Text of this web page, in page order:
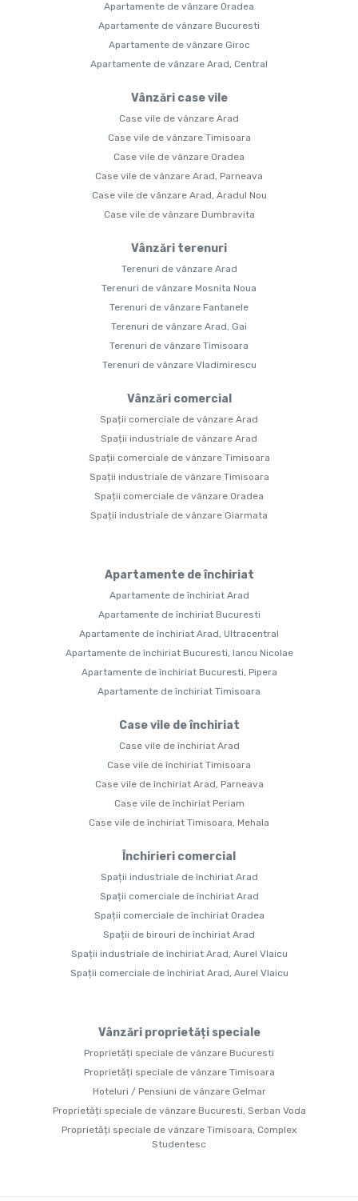
Apartamente de vânzare Oradea
Apartamente de vânzare Bucuresti
Apartamente de vânzare Giroc
Apartamente de vânzare Arad, Central
Vânzări case vile
Case vile de vânzare Arad
Case vile de vânzare Timisoara
Case vile de vânzare Oradea
Case vile de vânzare Arad, Parneava
Case vile de vânzare Arad, Aradul Nou
Case vile de vânzare Dumbravita
Vânzări terenuri
Terenuri de vânzare Arad
Terenuri de vânzare Mosnita Noua
Terenuri de vânzare Fantanele
Terenuri de vânzare Arad, Gai
Terenuri de vânzare Timisoara
Terenuri de vânzare Vladimirescu
Vânzări comercial
Spații comerciale de vânzare Arad
Spații industriale de vânzare Arad
Spații comerciale de vânzare Timisoara
Spații industriale de vânzare Timisoara
Spații comerciale de vânzare Oradea
Spații industriale de vânzare Giarmata
Apartamente de închiriat
Apartamente de închiriat Arad
Apartamente de închiriat Bucuresti
Apartamente de închiriat Arad, Ultracentral
Apartamente de închiriat Bucuresti, Iancu Nicolae
Apartamente de închiriat Bucuresti, Pipera
Apartamente de închiriat Timisoara
Case vile de închiriat
Case vile de închiriat Arad
Case vile de închiriat Timisoara
Case vile de închiriat Arad, Parneava
Case vile de închiriat Periam
Case vile de închiriat Timisoara, Mehala
Închirieri comercial
Spații industriale de închiriat Arad
Spații comerciale de închiriat Arad
Spații comerciale de închiriat Oradea
Spații de birouri de închiriat Arad
Spații industriale de închiriat Arad, Aurel Vlaicu
Spații comerciale de închiriat Arad, Aurel Vlaicu
Vânzări proprietăți speciale
Proprietăți speciale de vânzare Bucuresti
Proprietăți speciale de vânzare Timisoara
Hoteluri / Pensiuni de vânzare Gelmar
Proprietăți speciale de vânzare Bucuresti, Serban Voda
Proprietăți speciale de vânzare Timisoara, Complex
Studentesc